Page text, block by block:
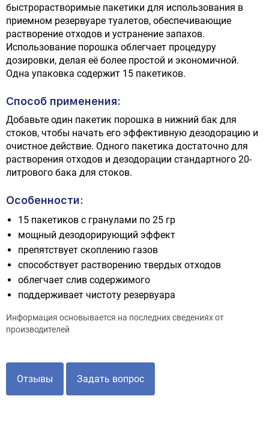
быстрорастворимые пакетики для использования в
приемном резервуаре туалетов, обеспечивающие
растворение отходов и устранение запахов.
Использование порошка облегчает процедуру
дозировки, делая её более простой и экономичной.
Одна упаковка содержит 15 пакетиков.
Способ применения:
Добавьте один пакетик порошка в нижний бак для
стоков, чтобы начать его эффективную дезодорацию и
очистное действие. Одного пакетика достаточно для
растворения отходов и дезодорации стандартного 20-
литрового бака для стоков.
Особенности:
15 пакетиков с гранулами по 25 гр
мощный дезодорирующий эффект
препятствует скоплению газов
способствует растворению твердых отходов
облегчает слив содержимого
поддерживает чистоту резервуара
Информация основывается на последних сведениях от
производителей
Отзывы Задать вопрос